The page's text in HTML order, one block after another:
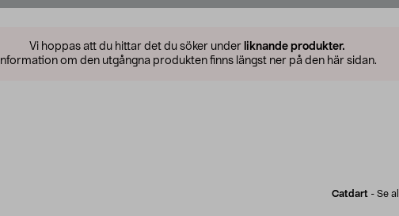
Vi hoppas att du hittar det du söker under liknande produkter.
Information om den utgångna produkten finns längst ner på den här sidan.
Catdart - Se